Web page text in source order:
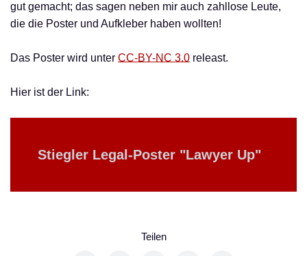
gut gemacht; das sagen neben mir auch zahllose Leute,
die die Poster und Aufkleber haben wollten!
Das Poster wird unter CC-BY-NC 3.0 releast.
Hier ist der Link:
Stiegler Legal-Poster "Lawyer Up"
Teilen